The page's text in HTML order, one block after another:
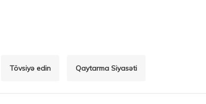
Tövsiyə edin Qaytarma Siyasəti